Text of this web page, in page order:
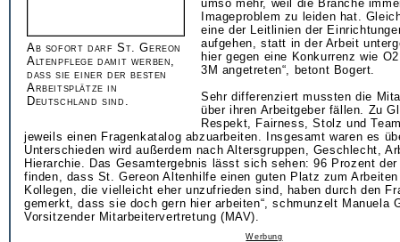
Ab sofort darf St. Gereon
Altenpflege damit werben,
dass sie einer der besten
Arbeitsplätze in
Deutschland sind.
umso mehr, weil die Branche
Imageproblem zu leiden hat.
eine der Leitlinien der
aufgehen, statt in der Arbeit
hier gegen eine Konkurrenz wie
3M angetreten“, betont Bogert.
Sehr differenziert mussten die
über ihren Arbeitgeber fällen. Zu
Respekt, Fairness, Stolz und
jeweils einen Fragenkatalog abzuarbeiten. Insgesamt waren es
Unterschieden wird außerdem nach Altersgruppen, Geschlecht,
Hierarchie. Das Gesamtergebnis lässt sich sehen: 96 Prozent der
finden, dass St. Gereon Altenhilfe einen guten Platz zum
Kollegen, die vielleicht eher unzufrieden sind, haben durch den
gemerkt, dass sie doch gern hier arbeiten“, schmunzelt Manuela
Vorsitzender Mitarbeitervertretung (MAV).
Werbung